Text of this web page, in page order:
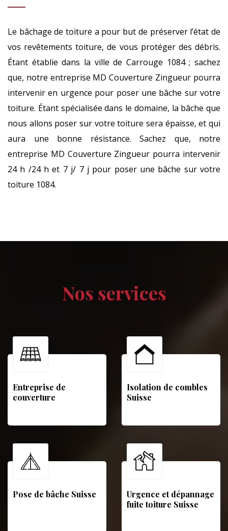
Le bâchage de toiture a pour but de préserver l’état de
vos revêtements toiture, de vous protéger des débris.
Étant établie dans la ville de Carrouge 1084 ; sachez
que, notre entreprise MD Couverture Zingueur pourra
intervenir en urgence pour poser une bâche sur votre
toiture. Étant spécialisée dans le domaine, la bâche que
nous allons poser sur votre toiture sera épaisse, et qui
aura une bonne résistance. Sachez que, notre
entreprise MD Couverture Zingueur pourra intervenir
24 h /24 h et 7 j/ 7 j pour poser une bâche sur votre
toiture 1084.
Nos services
Entreprise de
couverture
Isolation de combles
Suisse
Pose de bâche Suisse
Urgence et dépannage
fuite toiture Suisse